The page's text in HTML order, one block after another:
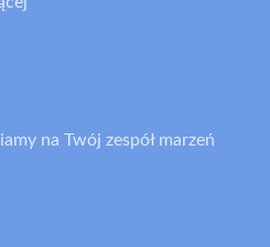
na Twój zespół marzeń